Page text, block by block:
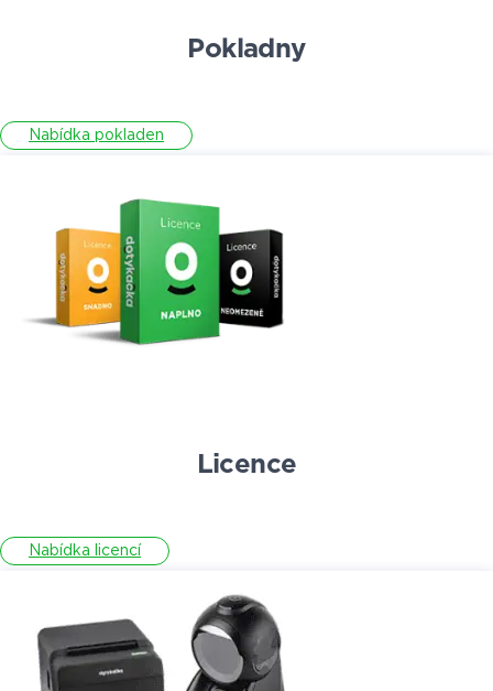
Pokladny
Nabídka pokladen
Licence
Nabídka licencí